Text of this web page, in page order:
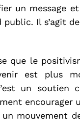
un message
Il s’agit
que le
est plus
un soutien
encourager
un mouvement